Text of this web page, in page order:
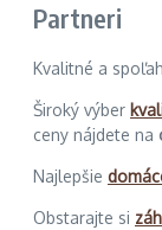
Partneri
Kvalitné a
Široký výber
ceny nájdete na
Najlepšie
Obstarajte si